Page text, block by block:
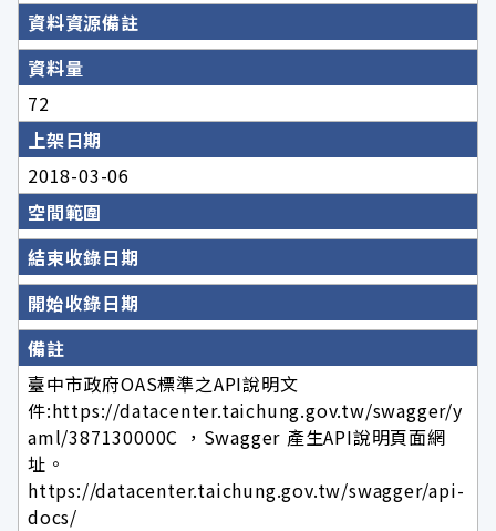
資料資源備註
資料量
72
上架日期
2018-03-06
空間範圍
結束收錄日期
開始收錄日期
備註
臺中市政府OAS標準之API說明文
件:https://datacenter.taichung.gov.tw/swagger/y
aml/387130000C ，Swagger 產生API說明頁面網
址。
https://datacenter.taichung.gov.tw/swagger/api-
docs/